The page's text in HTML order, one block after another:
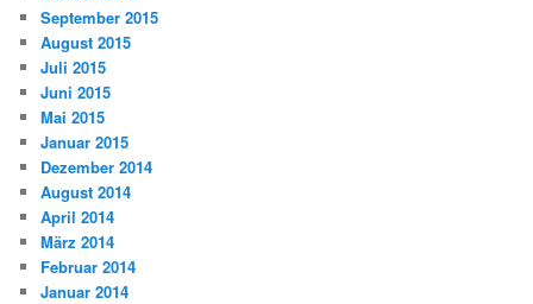
September 2015
August 2015
Juli 2015
Juni 2015
Mai 2015
Januar 2015
Dezember 2014
August 2014
April 2014
März 2014
Februar 2014
Januar 2014